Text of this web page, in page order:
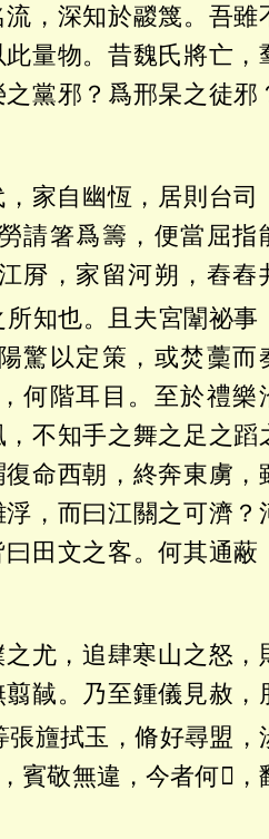
，深知於鬷篾。吾雖
量物。昔魏氏將亡，
黨邪？爲邢杲之徒邪
家自幽恆，居則台司
請箸爲籌，便當屈指
㞕，家留河朔，舂舂
知也。且夫宮闈祕事
驚以定策，或焚藳而
何階耳目。至於禮樂
不知手之舞之足之蹈
命西朝，終奔東虜，
，而曰江關之可濟？
田文之客。何其通蔽
尤，追肆寒山之怒，
馘。乃至鍾儀見赦，
張旜拭玉，脩好尋盟，
賓敬無違，今者何𠌤，